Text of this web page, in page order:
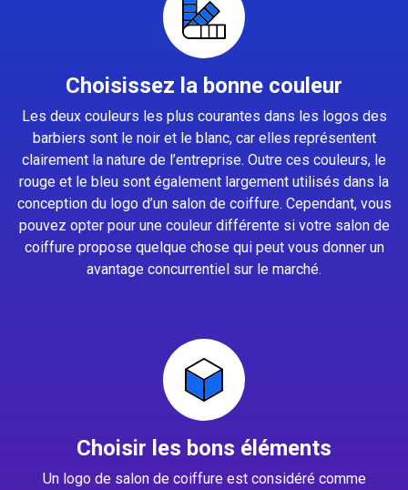
Choisissez la bonne couleur
Les deux couleurs les plus courantes dans les logos des
barbiers sont le noir et le blanc, car elles représentent
clairement la nature de l’entreprise. Outre ces couleurs, le
rouge et le bleu sont également largement utilisés dans la
conception du logo d’un salon de coiffure. Cependant, vous
pouvez opter pour une couleur différente si votre salon de
coiffure propose quelque chose qui peut vous donner un
avantage concurrentiel sur le marché.
Choisir les bons éléments
Un logo de salon de coiffure est considéré comme